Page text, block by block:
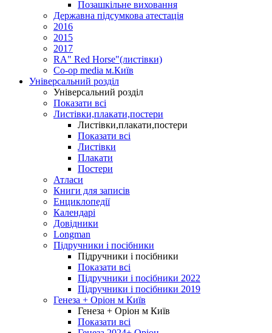
Позашкільне виховання
Державна підсумкова атестація
2016
2015
2017
RA" Red Horse"(листівки)
Co-op media м.Київ
Універсальний розділ
Універсальний розділ
Показати всі
Листівки,плакати,постери
Листівки,плакати,постери
Показати всі
Листівки
Плакати
Постери
Атласи
Книги для записів
Енциклопедії
Календарі
Довідники
Longman
Підручники і посібники
Підручники і посібники
Показати всі
Підручники і посібники 2022
Підручники і посібники 2019
Генеза + Оріон м Київ
Генеза + Оріон м Київ
Показати всі